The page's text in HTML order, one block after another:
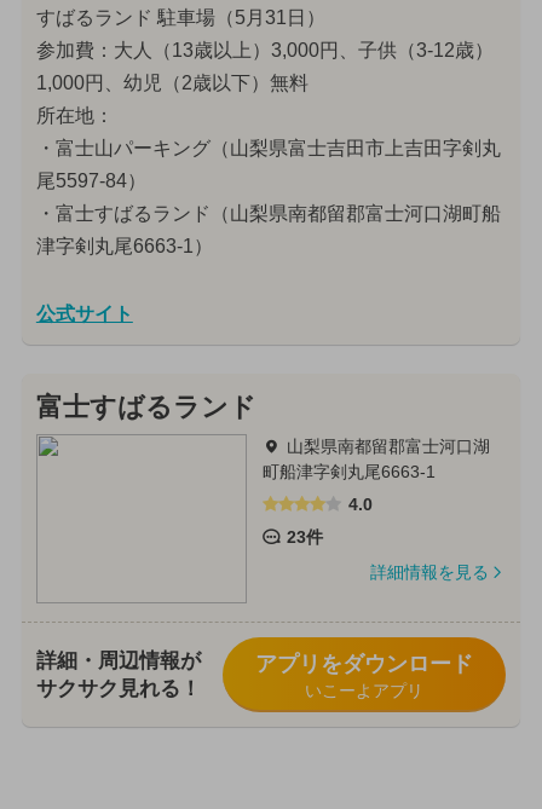
すばるランド 駐車場（5月31日）
参加費：大人（13歳以上）3,000円、子供（3-12歳）
1,000円、幼児（2歳以下）無料
所在地：
・富士山パーキング（山梨県富士吉田市上吉田字剣丸
尾5597-84）
・富士すばるランド（山梨県南都留郡富士河口湖町船
津字剣丸尾6663-1）
公式サイト
富士すばるランド
山梨県南都留郡富士河口湖
町船津字剣丸尾6663-1
4.0
23件
詳細情報を見る
詳細・周辺情報が
サクサク見れる！
アプリをダウンロード
いこーよアプリ